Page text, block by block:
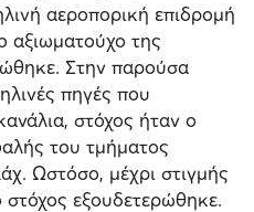
αεροπορική επιδρομή
αξιωματούχο της
Στην παρούσα
πηγές που
στόχος ήταν ο
του τμήματος
Ωστόσο, μέχρι στιγμής
στόχος εξουδετερώθηκε.